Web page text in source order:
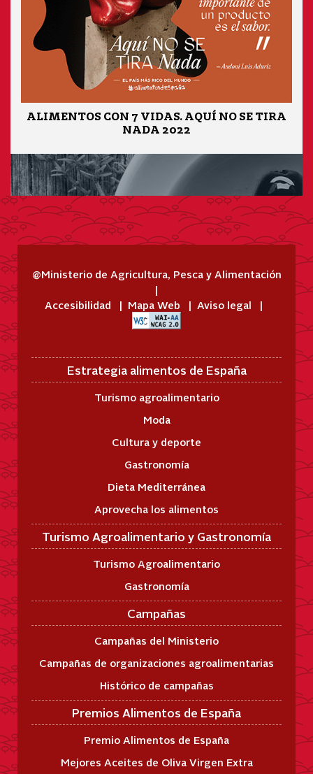
ALIMENTOS CON 7 VIDAS. AQUÍ NO SE TIRA
NADA 2022
@Ministerio de Agricultura, Pesca y Alimentación
Accesibilidad Mapa Web Aviso legal
Estrategia alimentos de España
Turismo agroalimentario
Moda
Cultura y deporte
Gastronomía
Dieta Mediterránea
Aprovecha los alimentos
Turismo Agroalimentario y Gastronomía
Turismo Agroalimentario
Gastronomía
Campañas
Campañas del Ministerio
Campañas de organizaciones agroalimentarias
Histórico de campañas
Premios Alimentos de España
Premio Alimentos de España
Mejores Aceites de Oliva Virgen Extra